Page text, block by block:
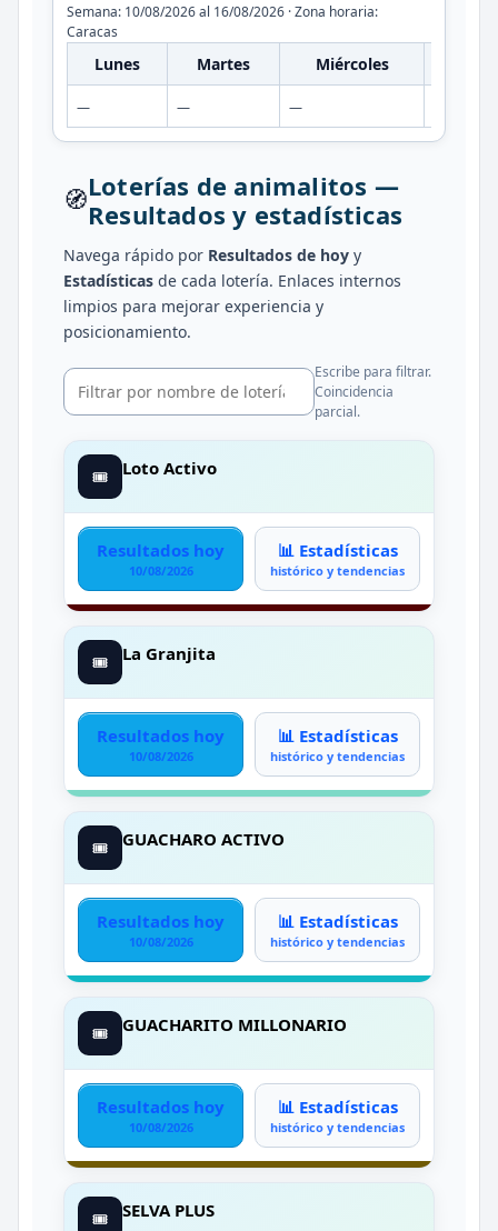
Semana: 10/08/2026 al 16/08/2026 · Zona horaria:
Caracas
Lunes Martes Miércoles
— — —
🧭Loterías de animalitos —
Resultados y estadísticas
Navega rápido por Resultados de hoy y
Estadísticas de cada lotería. Enlaces internos
limpios para mejorar experiencia y
posicionamiento.
Escribe para filtrar.
Coincidencia
parcial.
🎟️ Loto Activo
Resultados hoy
10/08/2026
📊 Estadísticas
histórico y tendencias
🎟️ La Granjita
Resultados hoy
10/08/2026
📊 Estadísticas
histórico y tendencias
🎟️ GUACHARO ACTIVO
Resultados hoy
10/08/2026
📊 Estadísticas
histórico y tendencias
🎟️ GUACHARITO MILLONARIO
Resultados hoy
10/08/2026
📊 Estadísticas
histórico y tendencias
🎟️ SELVA PLUS